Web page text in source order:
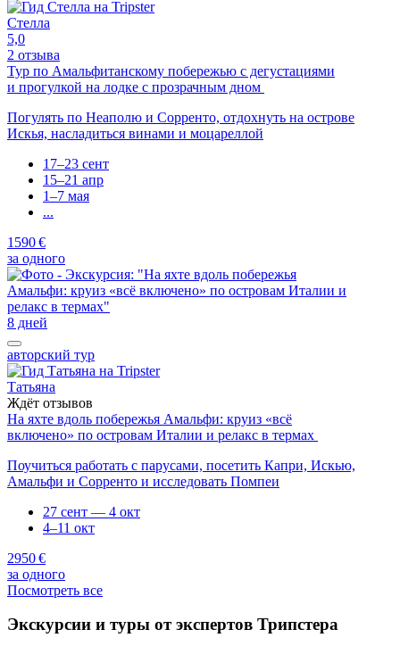
Стелла
5,0
2 отзыва
Тур по Амальфитанскому побережью с дегустациями
и прогулкой на лодке с прозрачным дном
Погулять по Неаполю и Сорренто, отдохнуть на острове
Искья, насладиться винами и моцареллой
17–23 сент
15–21 апр
1–7 мая
...
1590 €
за одного
8 дней
авторский тур
Татьяна
Ждёт отзывов
На яхте вдоль побережья Амальфи: круиз «всё
включено» по островам Италии и релакс в термах
Поучиться работать с парусами, посетить Капри, Искью,
Амальфи и Сорренто и исследовать Помпеи
27 сент — 4 окт
4–11 окт
2950 €
за одного
Посмотреть все
Экскурсии и туры от экспертов Трипстера